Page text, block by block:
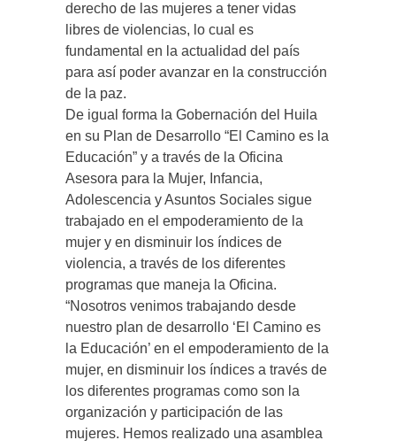
derecho de las mujeres a tener vidas
libres de violencias, lo cual es
fundamental en la actualidad del país
para así poder avanzar en la construcción
de la paz.
De igual forma la Gobernación del Huila
en su Plan de Desarrollo “El Camino es la
Educación” y a través de la Oficina
Asesora para la Mujer, Infancia,
Adolescencia y Asuntos Sociales sigue
trabajado en el empoderamiento de la
mujer y en disminuir los índices de
violencia, a través de los diferentes
programas que maneja la Oficina.
“Nosotros venimos trabajando desde
nuestro plan de desarrollo ‘El Camino es
la Educación’ en el empoderamiento de la
mujer, en disminuir los índices a través de
los diferentes programas como son la
organización y participación de las
mujeres. Hemos realizado una asamblea